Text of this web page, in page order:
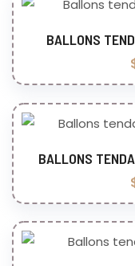
BALLONS
BALLONS